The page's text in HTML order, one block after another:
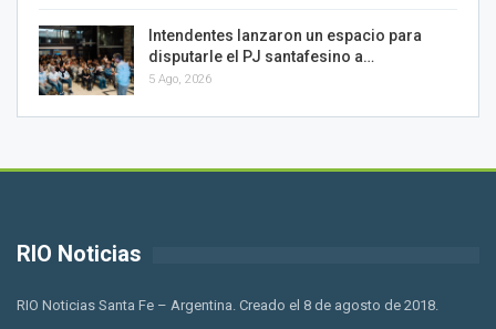
Intendentes lanzaron un espacio para
disputarle el PJ santafesino a…
5 Ago, 2026
RIO Noticias
RIO Noticias Santa Fe – Argentina. Creado el 8 de agosto de 2018.